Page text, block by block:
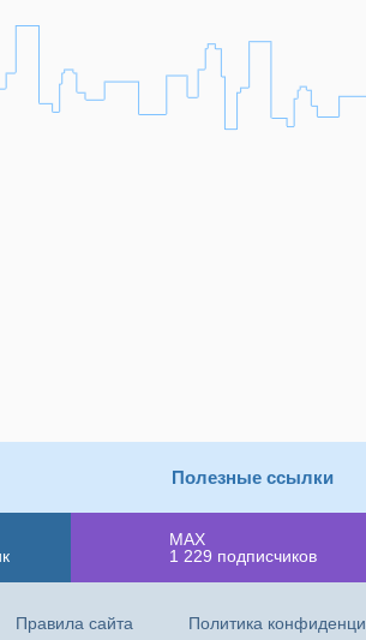
Полезные ссылки
MAX
1 229 подписчиков
Правила сайта Политика